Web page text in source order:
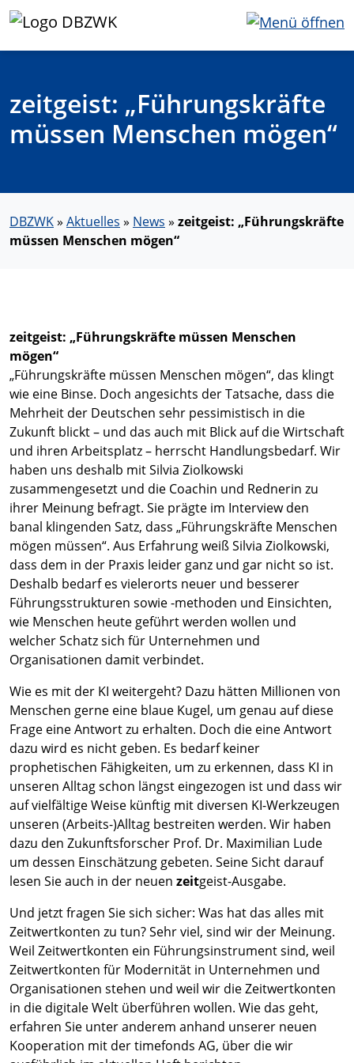
zeitgeist: „Führungskräfte
müssen Menschen mögen“
DBZWK» Aktuelles » News » zeitgeist: „Führungskräfte
müssen Menschen mögen“
zeitgeist: „Führungskräfte müssen Menschen
mögen“
„Führungskräfte müssen Menschen mögen“, das klingt
wie eine Binse. Doch angesichts der Tatsache, dass die
Mehrheit der Deutschen sehr pessimistisch in die
Zukunft blickt – und das auch mit Blick auf die Wirtschaft
und ihren Arbeitsplatz – herrscht Handlungsbedarf. Wir
haben uns deshalb mit Silvia Ziolkowski
zusammengesetzt und die Coachin und Rednerin zu
ihrer Meinung befragt. Sie prägte im Interview den
banal klingenden Satz, dass „Führungskräfte Menschen
mögen müssen“. Aus Erfahrung weiß Silvia Ziolkowski,
dass dem in der Praxis leider ganz und gar nicht so ist.
Deshalb bedarf es vielerorts neuer und besserer
Führungsstrukturen sowie -methoden und Einsichten,
wie Menschen heute geführt werden wollen und
welcher Schatz sich für Unternehmen und
Organisationen damit verbindet.
Wie es mit der KI weitergeht? Dazu hätten Millionen von
Menschen gerne eine blaue Kugel, um genau auf diese
Frage eine Antwort zu erhalten. Doch die eine Antwort
dazu wird es nicht geben. Es bedarf keiner
prophetischen Fähigkeiten, um zu erkennen, dass KI in
unseren Alltag schon längst eingezogen ist und dass wir
auf vielfältige Weise künftig mit diversen KI-Werkzeugen
unseren (Arbeits-)Alltag bestreiten werden. Wir haben
dazu den Zukunftsforscher Prof. Dr. Maximilian Lude
um dessen Einschätzung gebeten. Seine Sicht darauf
lesen Sie auch in der neuen zeitgeist-Ausgabe.
Und jetzt fragen Sie sich sicher: Was hat das alles mit
Zeitwertkonten zu tun? Sehr viel, sind wir der Meinung.
Weil Zeitwertkonten ein Führungsinstrument sind, weil
Zeitwertkonten für Modernität in Unternehmen und
Organisationen stehen und weil wir die Zeitwertkonten
in die digitale Welt überführen wollen. Wie das geht,
erfahren Sie unter anderem anhand unserer neuen
Kooperation mit der timefonds AG, über die wir